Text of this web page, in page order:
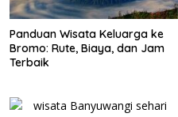
Panduan Wisata Keluarga ke
Bromo: Rute, Biaya, dan Jam
Terbaik